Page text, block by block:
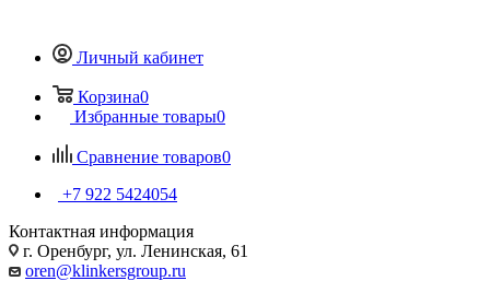
Личный кабинет
Корзина0
Избранные товары0
Сравнение товаров0
+7 922 5424054
Контактная информация
г. Оренбург, ул. Ленинская, 61
oren@klinkersgroup.ru